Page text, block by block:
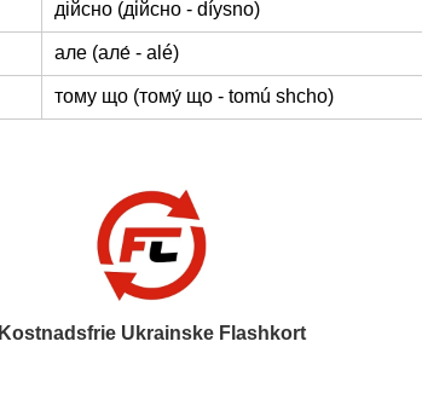
дійсно (ді́йсно - díysno)
але (але́ - alé)
тому що (тому́ що - tomú shcho)
Kostnadsfrie Ukrainske Flashkort